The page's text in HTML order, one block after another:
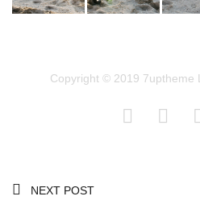
Copyright © 2019 7uptheme
NEXT POST